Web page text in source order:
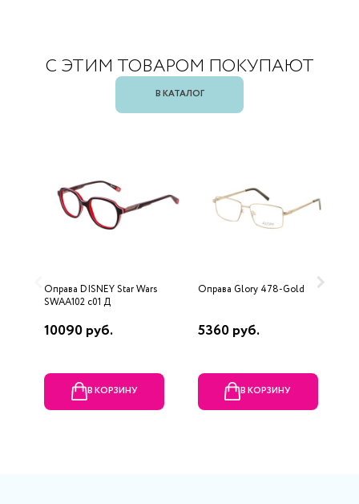
С ЭТИМ ТОВАРОМ ПОКУПАЮТ
В КАТАЛОГ
Оправа DISNEY Star Wars
SWAA102 c01 Д
10090 руб.
В КОРЗИНУ
Оправа Glory 478-Gold
5360 руб.
В КОРЗИНУ